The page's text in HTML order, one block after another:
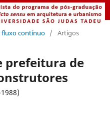
fluxo contínuo / Artigos
prefeitura de